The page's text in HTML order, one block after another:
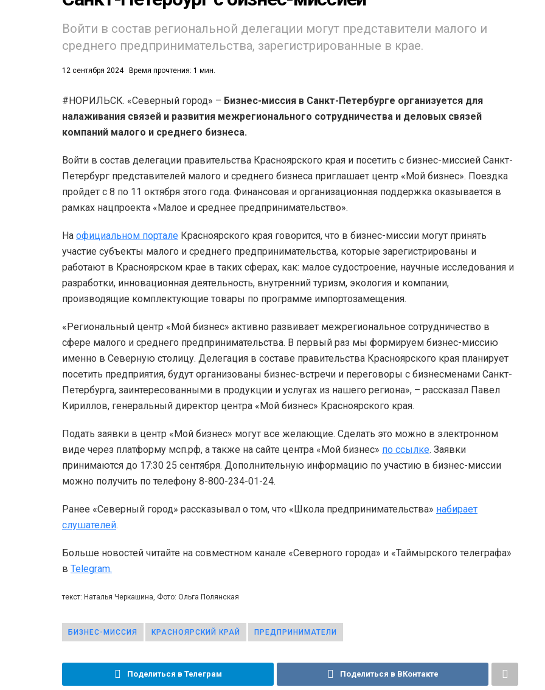
Войти в состав региональной делегации могут представители малого и
среднего предпринимательства, зарегистрированные в крае.
12 сентября 2024 Время прочтения: 1 мин.
#НОРИЛЬСК. «Северный город» – Бизнес-миссия в Санкт-Петербурге организуется для
налаживания связей и развития межрегионального сотрудничества и деловых связей
компаний малого и среднего бизнеса.
Войти в состав делегации правительства Красноярского края и посетить с бизнес-миссией Санкт-
Петербург представителей малого и среднего бизнеса приглашает центр «Мой бизнес». Поездка
пройдет с 8 по 11 октября этого года. Финансовая и организационная поддержка оказывается в
рамках нацпроекта «Малое и среднее предпринимательство».
На официальном портале Красноярского края говорится, что в бизнес-миссии могут принять
участие субъекты малого и среднего предпринимательства, которые зарегистрированы и
работают в Красноярском крае в таких сферах, как: малое судостроение, научные исследования и
разработки, инновационная деятельность, внутренний туризм, экология и компании,
производящие комплектующие товары по программе импортозамещения.
«Региональный центр «Мой бизнес» активно развивает межрегиональное сотрудничество в
сфере малого и среднего предпринимательства. В первый раз мы формируем бизнес-миссию
именно в Северную столицу. Делегация в составе правительства Красноярского края планирует
посетить предприятия, будут организованы бизнес-встречи и переговоры с бизнесменами Санкт-
Петербурга, заинтересованными в продукции и услугах из нашего региона», – рассказал Павел
Кириллов, генеральный директор центра «Мой бизнес» Красноярского края.
Подать заявки в центр «Мой бизнес» могут все желающие. Сделать это можно в электронном
виде через платформу мсп.рф, а также на сайте центра «Мой бизнес» по ссылке. Заявки
принимаются до 17:30 25 сентября. Дополнительную информацию по участию в бизнес-миссии
можно получить по телефону 8-800-234-01-24.
Ранее «Северный город» рассказывал о том, что «Школа предпринимательства» набирает
слушателей.
Больше новостей читайте на совместном канале «Северного города» и «Таймырского телеграфа»
в Telegram.
текст: Наталья Черкашина, Фото: Ольга Полянская
БИЗНЕС-МИССИЯ КРАСНОЯРСКИЙ КРАЙ ПРЕДПРИНИМАТЕЛИ
Поделиться в Телеграм Поделиться в ВКонтакте